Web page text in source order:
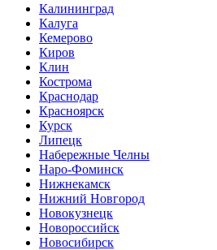
Калининград
Калуга
Кемерово
Киров
Клин
Кострома
Краснодар
Красноярск
Курск
Липецк
Набережные Челны
Наро-Фоминск
Нижнекамск
Нижний Новгород
Новокузнецк
Новороссийск
Новосибирск